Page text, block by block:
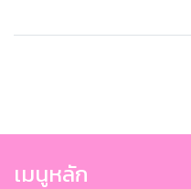
เมนูหลัก